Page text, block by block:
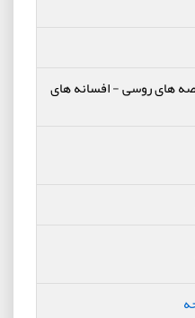
های روسی-افسانه های